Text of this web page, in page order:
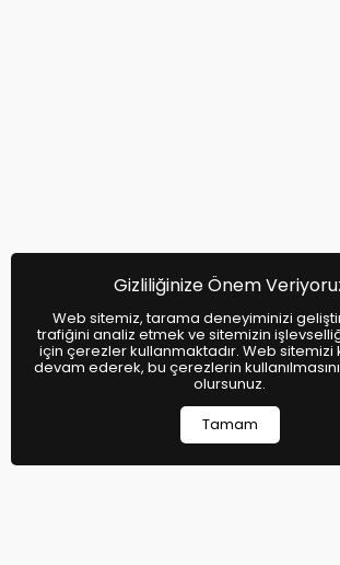
Peugeot 408 Çıkma
408 Yedek Parça
Gizliliğinize Önem
Web sitemiz, tarama deneyiminizi
trafiğini analiz etmek ve sitemizin
için çerezler kullanmaktadır. Web sitemizi
devam ederek, bu çerezlerin
olursunuz.
Tamam